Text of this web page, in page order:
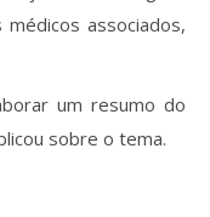
associados,
um resumo do
sobre o tema.